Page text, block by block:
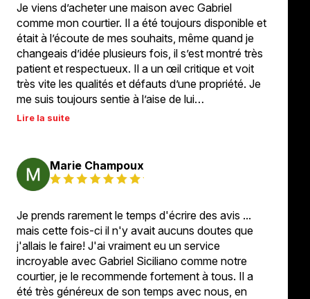
Je viens d’acheter une maison avec Gabriel
comme mon courtier. Il a été toujours disponible et
était à l’écoute de mes souhaits, même quand je
changeais d’idée plusieurs fois, il s’est montré très
patient et respectueux. Il a un œil critique et voit
très vite les qualités et défauts d’une propriété. Je
me suis toujours sentie à l’aise de lui…
Lire la suite
Marie Champoux
Je prends rarement le temps d'écrire des avis ...
mais cette fois-ci il n'y avait aucuns doutes que
j'allais le faire! J'ai vraiment eu un service
incroyable avec Gabriel Siciliano comme notre
courtier, je le recommende fortement à tous. Il a
été très généreux de son temps avec nous, en